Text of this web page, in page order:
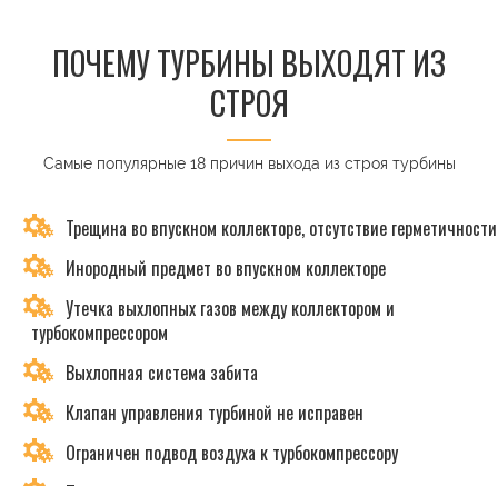
ПОЧЕМУ ТУРБИНЫ ВЫХОДЯТ ИЗ
СТРОЯ
Самые популярные 18 причин выхода из строя турбины
Трещина во впускном коллекторе, отсутствие герметичности
Инородный предмет во впускном коллекторе
Утечка выхлопных газов между коллектором и
турбокомпрессором
Выхлопная система забита
Клапан управления турбиной не исправен
Ограничен подвод воздуха к турбокомпрессору